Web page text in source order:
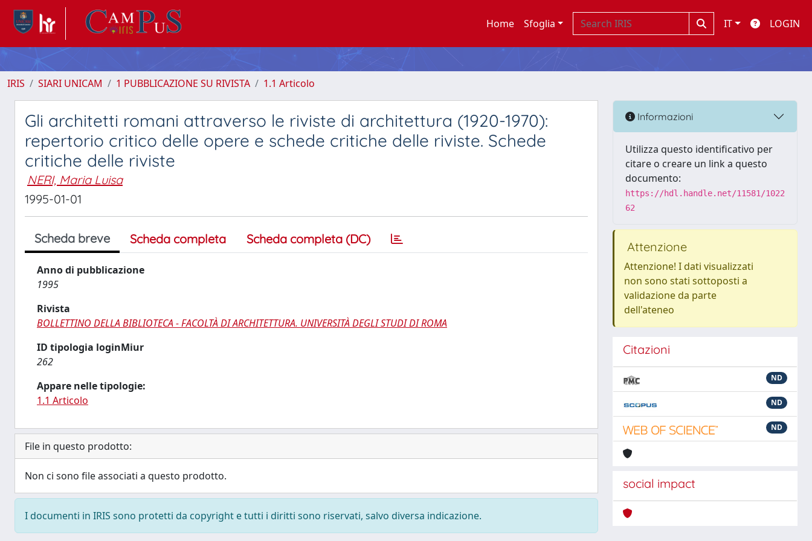
Home Sfoglia IT LOGIN
IRIS SIARI UNICAM 1 PUBBLICAZIONE SU RIVISTA 1.1 Articolo
Gli architetti romani attraverso le riviste di architettura (1920-1970):
repertorio critico delle opere e schede critiche delle riviste. Schede
critiche delle riviste
NERI, Maria Luisa
1995-01-01
Scheda breve Scheda completa Scheda completa (DC)
Anno di pubblicazione
1995
Rivista
BOLLETTINO DELLA BIBLIOTECA - FACOLTÀ DI ARCHITETTURA. UNIVERSITÀ DEGLI STUDI DI ROMA
ID tipologia loginMiur
262
Appare nelle tipologie:
1.1 Articolo
File in questo prodotto:
Non ci sono file associati a questo prodotto.
I documenti in IRIS sono protetti da copyright e tutti i diritti sono riservati, salvo diversa indicazione.
Informazioni
Utilizza questo identificativo per
citare o creare un link a questo
documento:
https://hdl.handle.net/11581/1022
62
Attenzione
Attenzione! I dati visualizzati
non sono stati sottoposti a
validazione da parte
dell'ateneo
Citazioni
ND
ND
ND
social impact